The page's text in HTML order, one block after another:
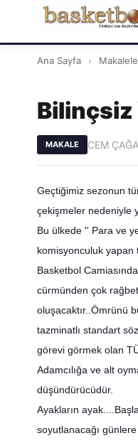
Ana Sayfa ›
MAKALE CEM
Geçtiğimiz sezonun
çekişmeler nedeniyle
Bu ülkede '' Para ve
komisyonculuk yapan
Basketbol
cürmünden çok
oluşacaktır..Ömrünü
tazminatlı standart
görevi görmek olan
Adamcılığa ve alt
düşündürücüdür.
Ayakların
soyutlanacağı